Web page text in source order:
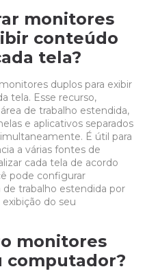
monitores
conteúdo
tela?
duplos para exibir
tela. Esse recurso,
de trabalho estendida,
e aplicativos separados
É útil para
a várias fontes de
cada tela de acordo
pode configurar
trabalho estendida por
do seu
monitores
computador?